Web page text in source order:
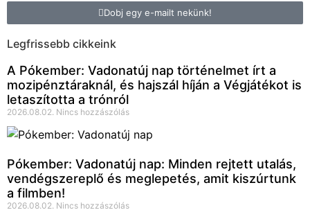
Dobj egy e-mailt nekünk!
Legfrissebb cikkeink
A Pókember: Vadonatúj nap történelmet írt a
mozipénztáraknál, és hajszál híján a Végjátékot is
letaszította a trónról
2026.08.02. Nincs hozzászólás
Pókember: Vadonatúj nap: Minden rejtett utalás,
vendégszereplő és meglepetés, amit kiszúrtunk
a filmben!
2026.08.02. Nincs hozzászólás